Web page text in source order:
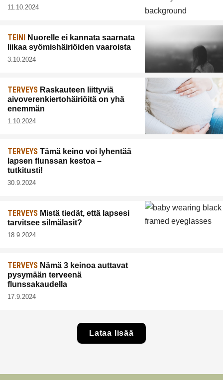
11.10.2024
TEINI
Nuorelle ei kannata saarnata
liikaa syömishäiriöiden vaaroista
3.10.2024
TERVEYS Raskauteen liittyviä
aivoverenkiertohäiriöitä on yhä
enemmän
1.10.2024
TERVEYS Tämä keino voi lyhentää
lapsen flunssan kestoa –
tutkitusti!
30.9.2024
TERVEYS Mistä tiedät, että lapsesi
tarvitsee silmälasit?
18.9.2024
TERVEYS Nämä 3 keinoa auttavat
pysymään terveenä
flunssakaudella
17.9.2024
Lataa lisää